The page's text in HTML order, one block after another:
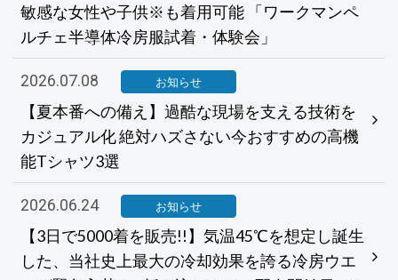
敏感な女性や子供※も着用可能 「ワークマンペ
ルチェ半導体冷房服試着・体験会」
2026.07.08 お知らせ
【夏本番への備え】過酷な現場を支える技術を
カジュアル化 絶対ハズさない今おすすめの高機
能Tシャツ3選
2026.06.24 お知らせ
【3日で5000着を販売!!】気温45℃を想定し誕生
した、当社史上最大の冷却効果を誇る冷房ウエ